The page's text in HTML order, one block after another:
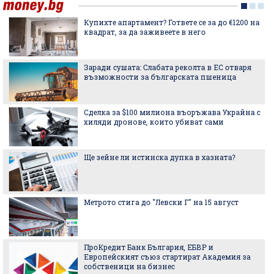
Купихте апартамент? Гответе се за до €1200 на
квадрат, за да заживеете в него
Заради сушата: Слабата реколта в ЕС отваря
възможности за българската пшеница
Сделка за $100 милиона въоръжава Украйна с
хиляди дронове, които убиват сами
Ще зейне ли истинска дупка в хазната?
Метрото стига до "Левски Г" на 15 август
ПроКредит Банк България, ЕБВР и
Европейският съюз стартират Академия за
собственици на бизнес